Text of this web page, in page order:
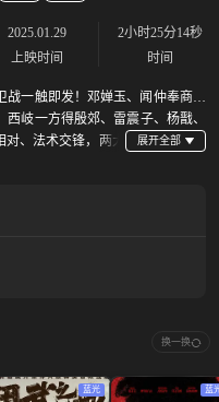
2025.01.29
上映时间
2小时25分14秒
时间
战一触即发！邓婵玉、闻仲奉商王
岐一方得殷郊、雷震子、杨戬、
、法术交锋，两大
换一换
蓝光 蓝